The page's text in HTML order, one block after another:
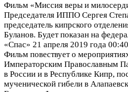
Фильм «Миссия веры и
Председателя ИППО Сергея
председатель кипрского
Буланов. Будет показан на
«Спас» 21 апреля 2019 года
Фильм повествует о
Императорским Православным
в России и в Республике Кипр,
мученической гибели в